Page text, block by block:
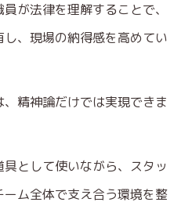
が法律を理解することで、
、現場の納得感を高めてい
精神論だけでは実現できま
として使いながら、スタッ
ム全体で支え合う環境を整